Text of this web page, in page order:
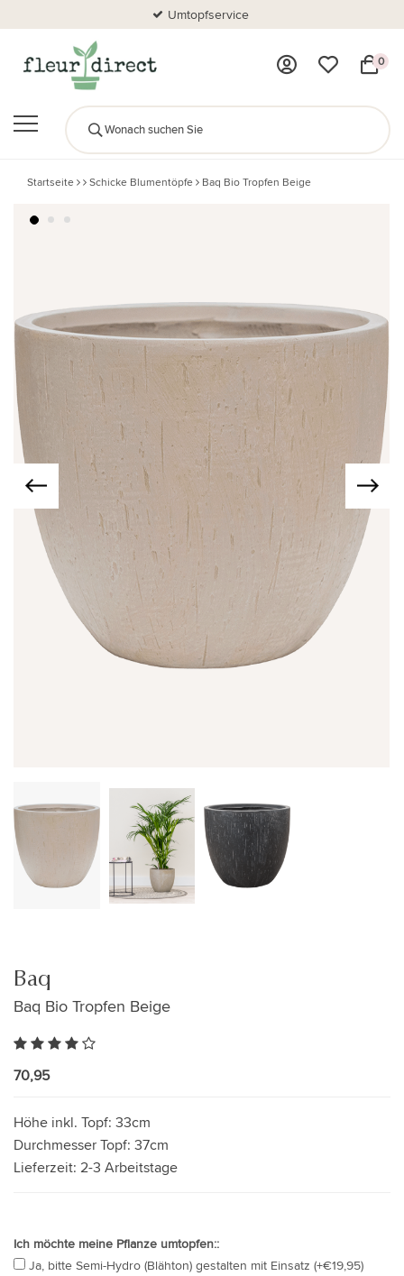
Umtopfservice
0
Startseite Schicke Blumentöpfe Baq Bio Tropfen Beige
Baq
Baq Bio Tropfen Beige
70,95
Höhe inkl. Topf: 33cm
Durchmesser Topf: 37cm
Lieferzeit: 2-3 Arbeitstage
Ich möchte meine Pflanze umtopfen::
Ja, bitte Semi-Hydro (Blähton) gestalten mit Einsatz (+€19,95)